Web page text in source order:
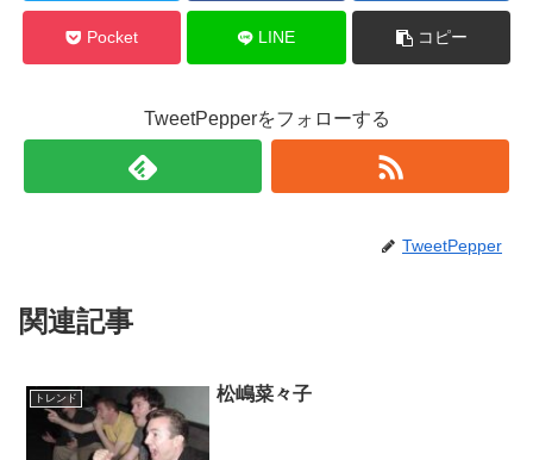
Pocket LINE コピー
TweetPepperをフォローする
TweetPepper
関連記事
トレンド 松嶋菜々子